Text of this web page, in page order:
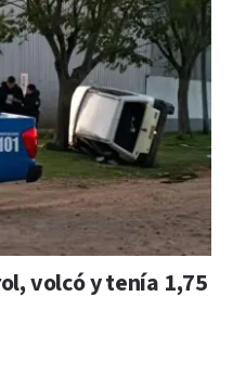
volcó y tenía 1,75